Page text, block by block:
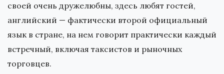
своей очень дружелюбны, здесь любят гостей,
английский — фактически второй официальный
язык в стране, на нем говорит практически каждый
встречный, включая таксистов и рыночных
торговцев.